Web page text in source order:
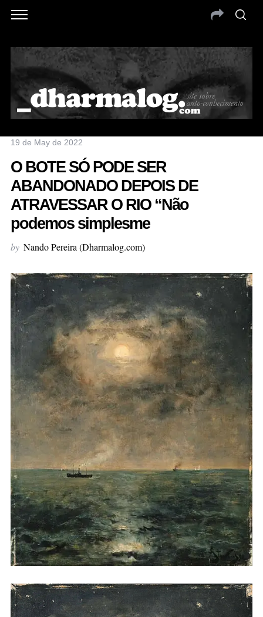
19 de May de 2022
O BOTE SÓ PODE SER
ABANDONADO DEPOIS DE
ATRAVESSAR O RIO “Não
podemos simplesme
by Nando Pereira (Dharmalog.com)